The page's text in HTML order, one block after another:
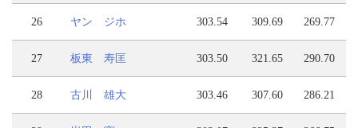
26 ヤン ジホ 303.54 309.69 269.77
27 板東 寿匡 303.50 321.65 290.70
28 古川 雄大 303.46 307.60 286.21